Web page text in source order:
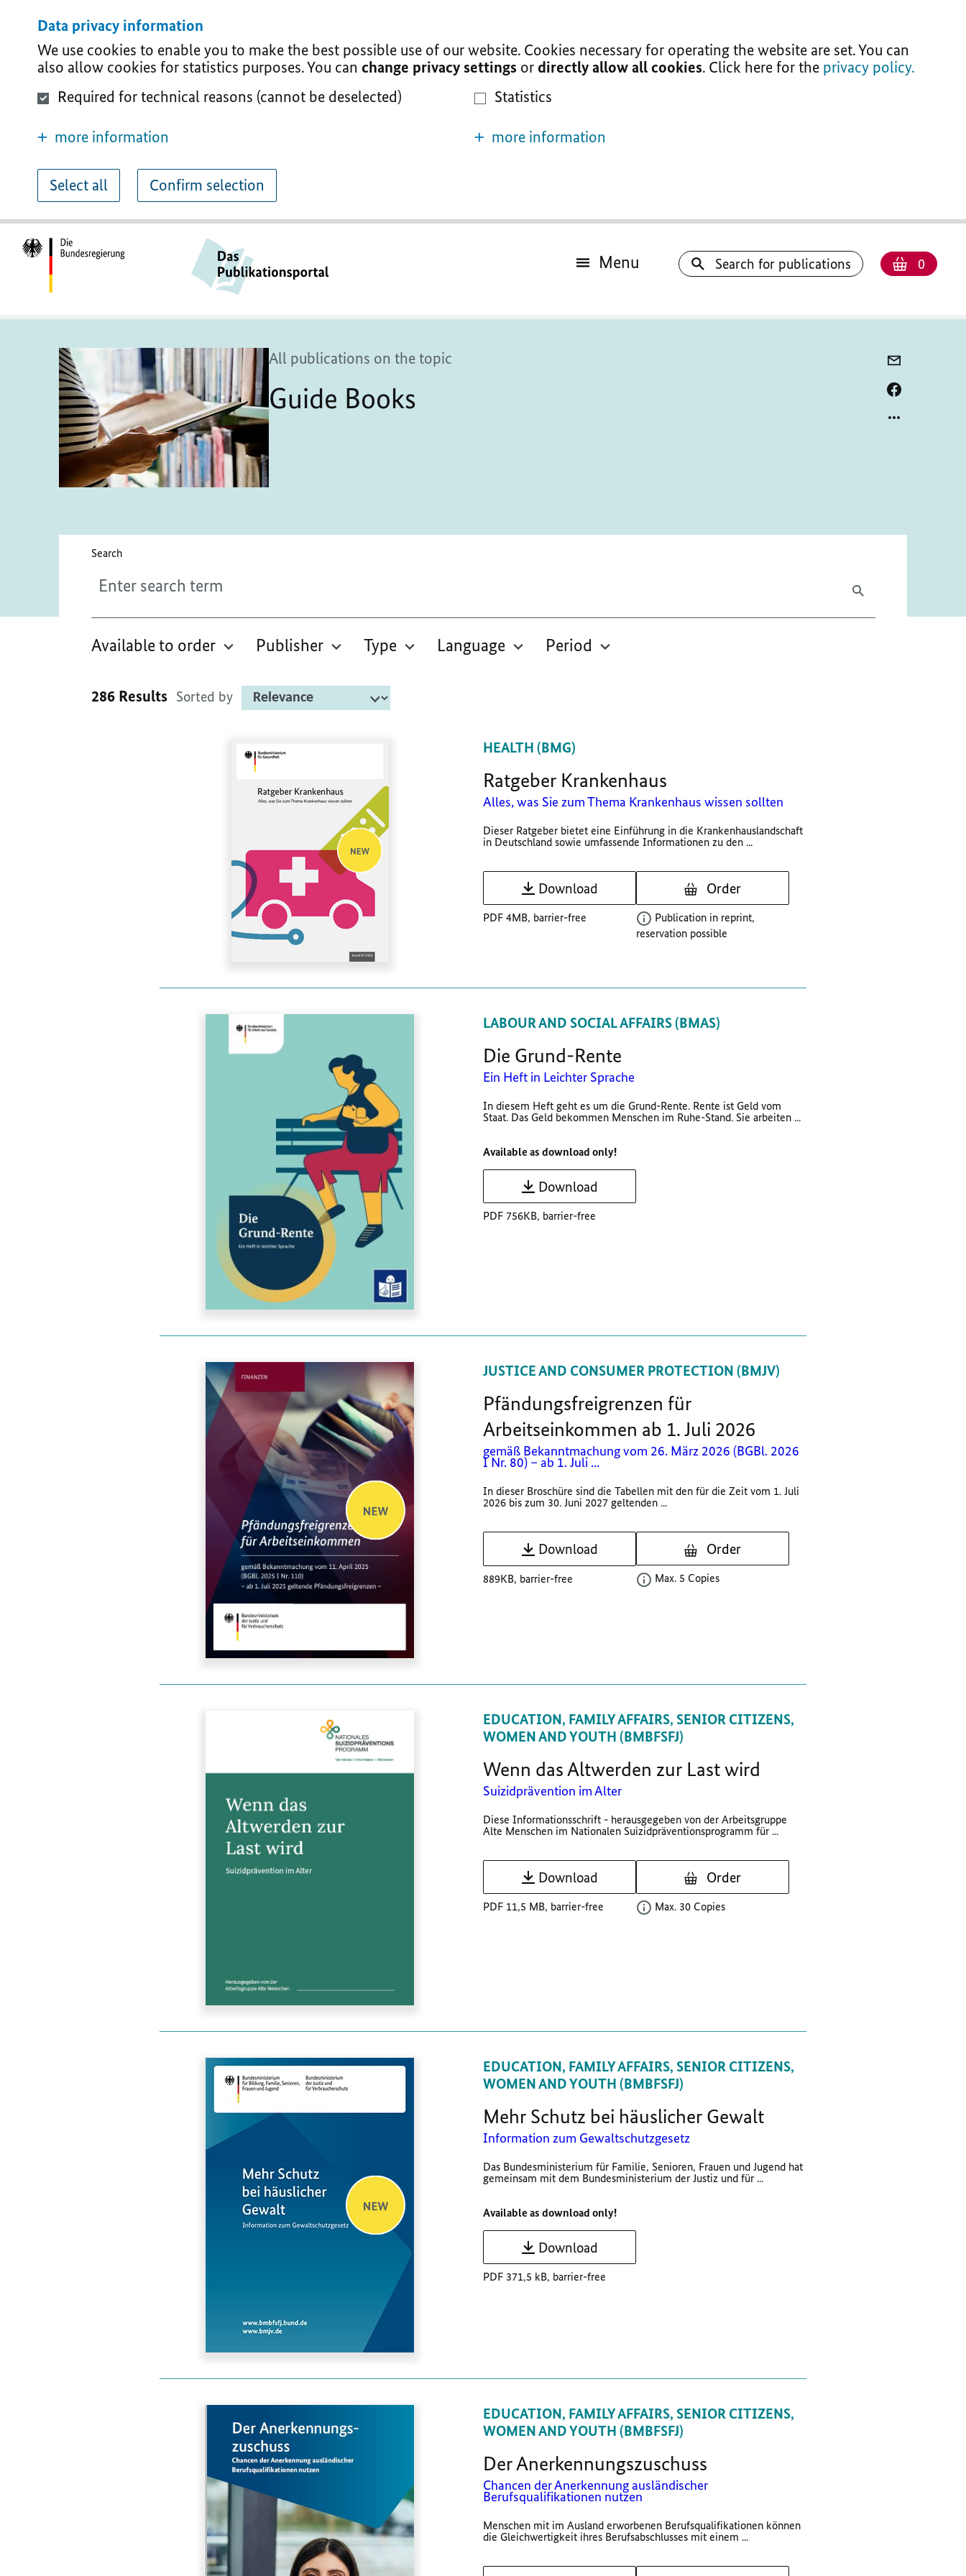
Data privacy information
We use cookies to enable you to make the best possible use of our website. Cookies necessary for operating the website are set. You can
also allow cookies for statistics purposes. You can change privacy settingsor directly allow all cookies. Click here for the privacy policy.
Required for technical reasons (cannot be deselected)
more information
Statistics
more information
Select all Confirm selection
Menu Search for publications
basket
Number
0
All publications on the topic
Guide Books
Search
Available to order Publisher Type Language Period
286 Results Sorted by
HEALTH (BMG)
Ratgeber Krankenhaus
Alles, was Sie zum Thema Krankenhaus wissen sollten
Dieser Ratgeber bietet eine Einführung in die Krankenhauslandschaft
in Deutschland sowie umfassende Informationen zu den ...
Download
PDF 4MB, barrier-free
Order
Publication in reprint,
reservation possible
LABOUR AND SOCIAL AFFAIRS (BMAS)
Die Grund-Rente
Ein Heft in Leichter Sprache
In diesem Heft geht es um die Grund-Rente. Rente ist Geld vom
Staat. Das Geld bekommen Menschen im Ruhe-Stand. Sie arbeiten ...
Available as download only!
Download
PDF 756KB, barrier-free
JUSTICE AND CONSUMER PROTECTION (BMJV)
Pfändungsfreigrenzen für
Arbeitseinkommen ab 1. Juli 2026
gemäß Bekanntmachung vom 26. März 2026 (BGBl. 2026
I Nr. 80) – ab 1. Juli ...
In dieser Broschüre sind die Tabellen mit den für die Zeit vom 1. Juli
2026 bis zum 30. Juni 2027 geltenden ...
Download
889KB, barrier-free
Order
Max. 5 Copies
EDUCATION, FAMILY AFFAIRS, SENIOR CITIZENS,
WOMEN AND YOUTH (BMBFSFJ)
Wenn das Altwerden zur Last wird
Suizidprävention im Alter
Diese Informationsschrift - herausgegeben von der Arbeitsgruppe
Alte Menschen im Nationalen Suizidpräventionsprogramm für ...
Download
PDF 11,5 MB, barrier-free
Order
Max. 30 Copies
EDUCATION, FAMILY AFFAIRS, SENIOR CITIZENS,
WOMEN AND YOUTH (BMBFSFJ)
Mehr Schutz bei häuslicher Gewalt
Information zum Gewaltschutzgesetz
Das Bundesministerium für Familie, Senioren, Frauen und Jugend hat
gemeinsam mit dem Bundesministerium der Justiz und für ...
Available as download only!
Download
PDF 371,5 kB, barrier-free
EDUCATION, FAMILY AFFAIRS, SENIOR CITIZENS,
WOMEN AND YOUTH (BMBFSFJ)
Der Anerkennungszuschuss
Chancen der Anerkennung ausländischer
Berufsqualifikationen nutzen
Menschen mit im Ausland erworbenen Berufsqualifikationen können
die Gleichwertigkeit ihres Berufsabschlusses mit einem ...